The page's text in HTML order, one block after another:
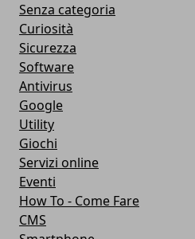
Senza categoria
Curiosità
Sicurezza
Software
Antivirus
Google
Utility
Giochi
Servizi online
Eventi
How To - Come Fare
CMS